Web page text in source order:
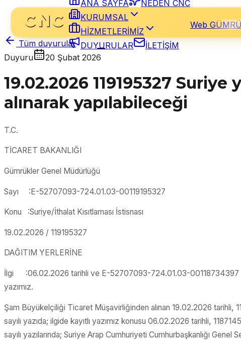
ANA SAYFA
NEDEN CNC
KURUMSAL
HİZMETLERİMİZ
DUYURULAR
İLETİŞİM
Web
Tüm duyurular
Duyuru
20 Şubat 2026
19.02.2026 119195327
alınarak yapılabileceği
T.C.
TİCARET BAKANLIĞI
Gümrükler Genel Müdürlüğü
Sayı :E-52707093-724.01.03-00119195327
Konu :Suriye/İthalat Kısıtlaması İstisnası
19.02.2026 / 119195327
DAĞITIM YERLERİNE
İlgi :06.02.2026 tarihli ve E-52707093-724.01.03-00118734397
yazımız.
Şam Büyükelçiliği Ticaret Müşavirliğinden alınan 19.02.2026 tarihli,
sayılı yazıda; ilgide kayıtlı yazımız konusu 06.02.2026 tarihli,
sayılı yazılarında; Suriye Arap Cumhuriyeti Cumhurbaşkanlığı Genel